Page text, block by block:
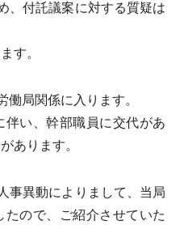
付託議案に対する質疑は
す。
局関係に入ります。
い、幹部職員に交代があ
あります。
異動によりまして、当局
ので、ご紹介させていた